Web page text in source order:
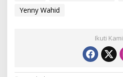
Yenny Wahid
Ikuti Kami